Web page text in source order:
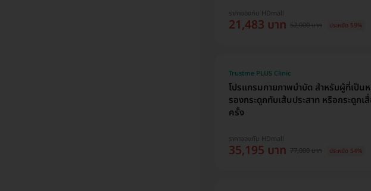
ราคาจองกับ HDmall
21,483 บาท 52,000 บาท ประหยัด 59%
โปรแกรมกายภาพบำบัด สำหรับผู้ที่เป็น
รองกระดูกทับเส้นประสาท หรือกระดูกเ
ครั้ง
Trustme PLUS Clinic
ราคาจองกับ HDmall
35,195 บาท 77,000 บาท ประหยัด 54%